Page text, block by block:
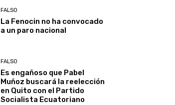
FALSO
La Fenocin no ha convocado
a un paro nacional
FALSO
Es engañoso que Pabel
Muñoz buscará la reelección
en Quito con el Partido
Socialista Ecuatoriano